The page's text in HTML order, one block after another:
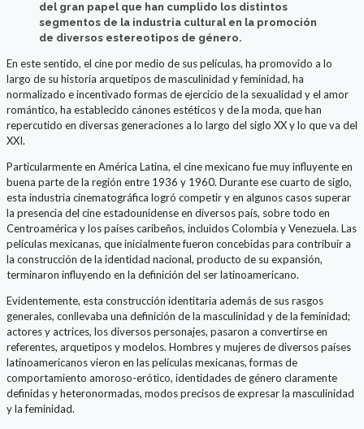
del gran papel que han cumplido los distintos
segmentos de la industria cultural en la promoción
de diversos estereotipos de género.
En este sentido, el cine por medio de sus películas, ha promovido a lo
largo de su historia arquetipos de masculinidad y feminidad, ha
normalizado e incentivado formas de ejercicio de la sexualidad y el amor
romántico, ha establecido cánones estéticos y de la moda, que han
repercutido en diversas generaciones a lo largo del siglo XX y lo que va del
XXI.
Particularmente en América Latina, el cine mexicano fue muy influyente en
buena parte de la región entre 1936 y 1960. Durante ese cuarto de siglo,
esta industria cinematográfica logró competir y en algunos casos superar
la presencia del cine estadounidense en diversos país, sobre todo en
Centroamérica y los países caribeños, incluidos Colombia y Venezuela. Las
películas mexicanas, que inicialmente fueron concebidas para contribuir a
la construcción de la identidad nacional, producto de su expansión,
terminaron influyendo en la definición del ser latinoamericano.
Evidentemente, esta construcción identitaria además de sus rasgos
generales, conllevaba una definición de la masculinidad y de la feminidad;
actores y actrices, los diversos personajes, pasaron a convertirse en
referentes, arquetipos y modelos. Hombres y mujeres de diversos países
latinoamericanos vieron en las películas mexicanas, formas de
comportamiento amoroso-erótico, identidades de género claramente
definidas y heteronormadas, modos precisos de expresar la masculinidad
y la feminidad.